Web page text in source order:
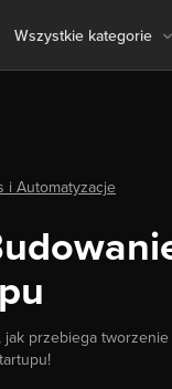
Wszystkie kategorie
i Automatyzacje
jak przebiega